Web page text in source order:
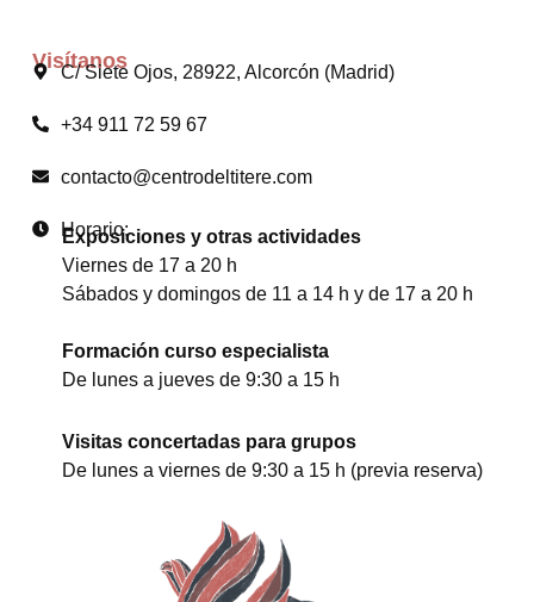
Visítanos
C/ Siete Ojos, 28922, Alcorcón (Madrid)
+34 911 72 59 67
contacto@centrodeltitere.com
Horario:
Exposiciones y otras actividades
Viernes de 17 a 20 h
Sábados y domingos de 11 a 14 h y de 17 a 20 h
Formación curso especialista
De lunes a jueves de 9:30 a 15 h
Visitas concertadas para grupos
De lunes a viernes de 9:30 a 15 h (previa reserva)